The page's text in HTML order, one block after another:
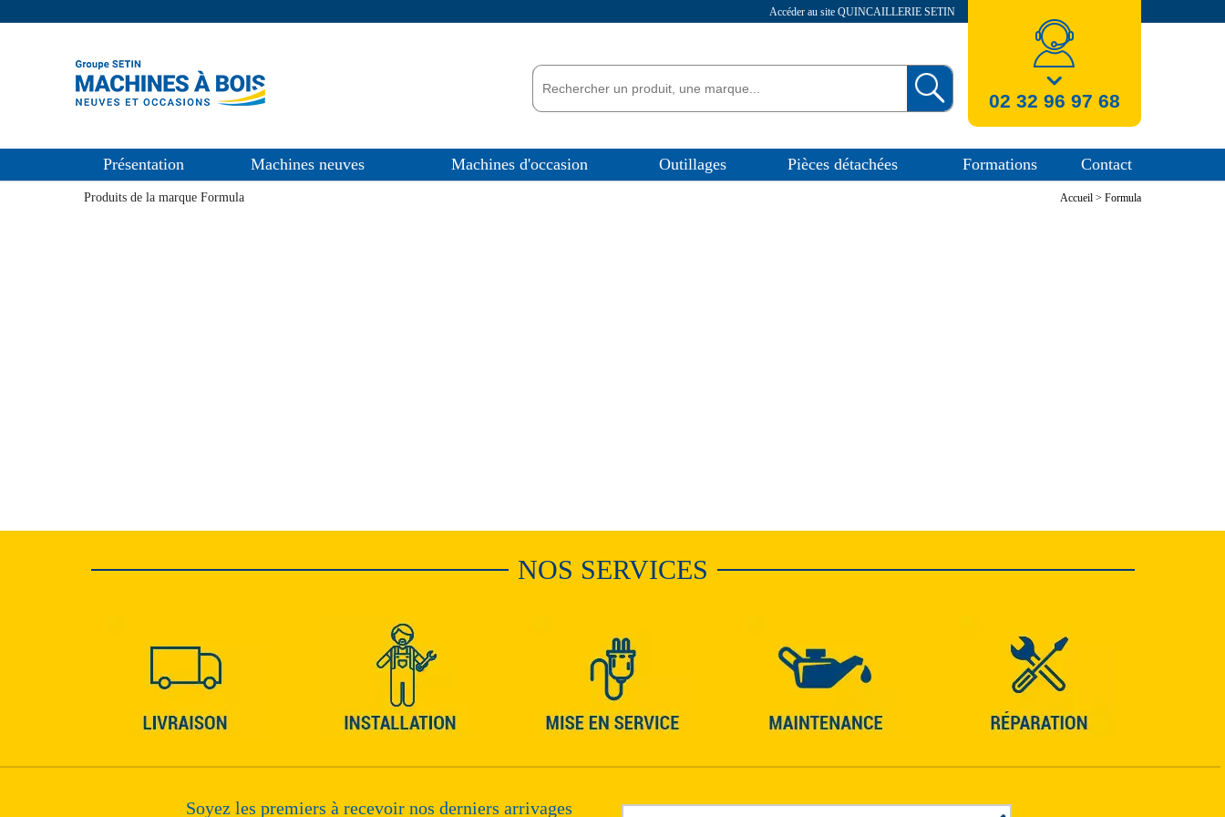
Accéder au site QUINCAILLERIE SETIN
02 32 96 97 68
Présentation Machines neuves Machines d'occasion Outillages Pièces détachées Formations Contact
Produits de la marque Formula Accueil > Formula
NOS SERVICES
Soyez les premiers à recevoir nos derniers arrivages